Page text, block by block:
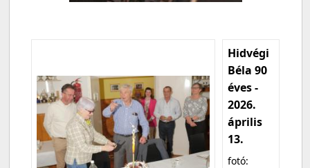
Hidvégi
Béla 90
éves -
2026.
április
13.
fotó: